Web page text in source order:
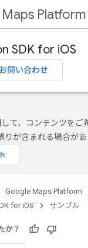
Maps Platform
SDK for iOS
お問い合わせ
て、コンテンツをご
が含まれる場合があ
Google Maps Platform
for iOS サンプル
か？